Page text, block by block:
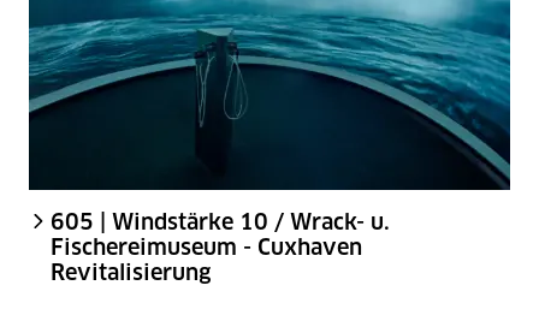
605 | Windstärke 10 / Wrack- u.
Fischereimuseum - Cuxhaven
Revitalisierung